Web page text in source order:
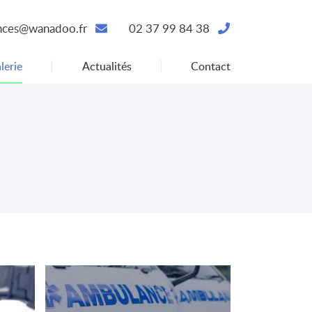
02 37 99 84 38
Actualités Contact